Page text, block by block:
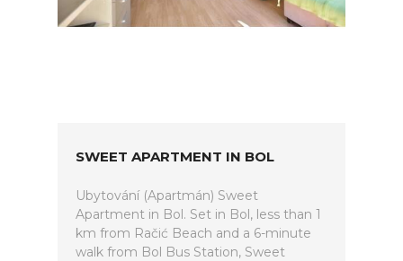
SWEET APARTMENT IN BOL
Ubytování (Apartmán) Sweet
Apartment in Bol. Set in Bol, less than 1
km from Račić Beach and a 6-minute
walk from Bol Bus Station, Sweet